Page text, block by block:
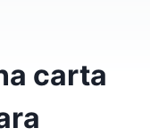
carta